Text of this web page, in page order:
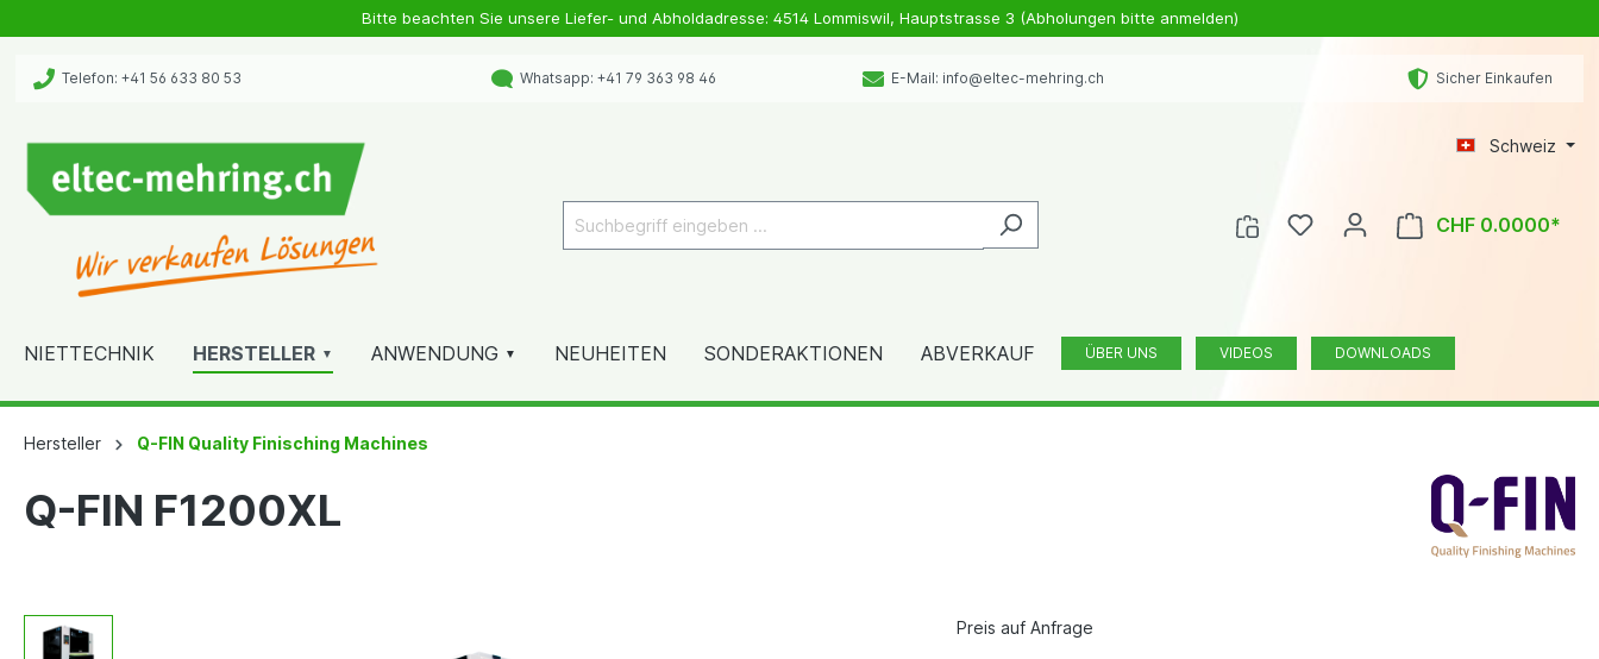
Bitte beachten Sie unsere Liefer- und Abholdadresse: 4514 Lommiswil, Hauptstrasse 3 (Abholungen bitte anmelden)
Telefon: +41 56 633 80 53 Whatsapp: +41 79 363 98 46 E-Mail: info@eltec-mehring.ch Sicher Einkaufen
Schweiz
CHF 0.0000*
NIETTECHNIK HERSTELLER ANWENDUNG NEUHEITEN SONDERAKTIONEN ABVERKAUF ÜBER UNS VIDEOS DOWNLOADS
Hersteller Q-FIN Quality Finisching Machines
Q-FIN F1200XL
Preis auf Anfrage